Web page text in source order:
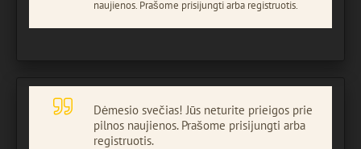
naujienos. Prašome prisijungti arba registruotis.
Dėmesio svečias! Jūs neturite prieigos prie
pilnos naujienos. Prašome prisijungti arba
registruotis.